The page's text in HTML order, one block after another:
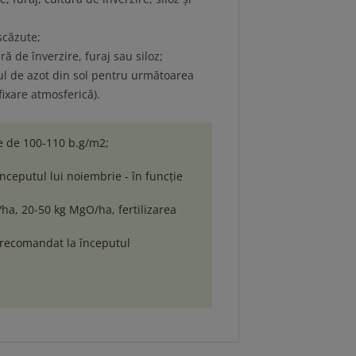
de înverzire, furaj sau siloz;
de azot din sol pentru următoarea
atmosferică).
de 100-110 b.g/m2;
lui noiembrie - în funcție
20-50 kg MgO/ha, fertilizarea
la începutul